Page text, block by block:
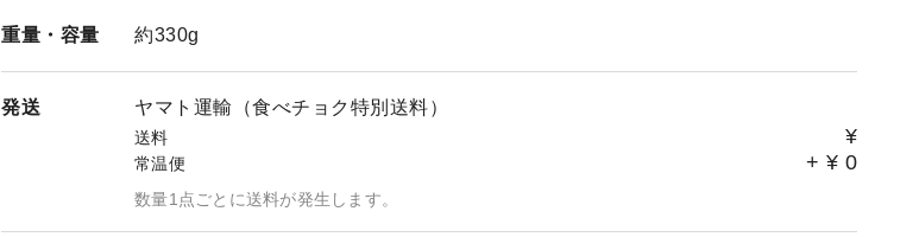
重量・ 容量 約330g
発送 ヤマト運輸（食べチョク特別送料）
送料 ¥
常温便 + ¥ 0
数量1点ごとに送料が発生します。